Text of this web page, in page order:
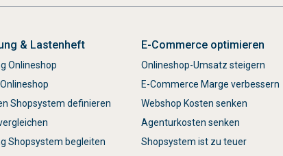
& Lastenheft
Onlineshop
Shopsystem definieren
Shopsystem begleiten
E-Commerce optimieren
Onlineshop-Umsatz steigern
E-Commerce Marge verbessern
Webshop Kosten senken
Agenturkosten senken
Shopsystem ist zu teuer